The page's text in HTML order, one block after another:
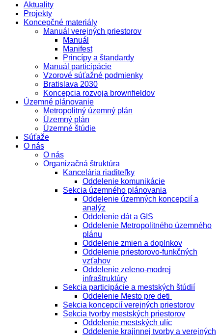
Aktuality
Projekty
Koncepčné materiály
Manuál verejných priestorov
Manuál
Manifest
Princípy a štandardy
Manuál participácie
Vzorové súťažné podmienky
Bratislava 2030
Koncepcia rozvoja brownfieldov
Územné plánovanie
Metropolitný územný plán
Územný plán
Územné štúdie
Súťaže
O nás
O nás
Organizačná štruktúra
Kancelária riaditeľky
Oddelenie komunikácie
Sekcia územného plánovania
Oddelenie územných koncepcií a
analýz
Oddelenie dát a GIS
Oddelenie Metropolitného územného
plánu
Oddelenie zmien a doplnkov
Oddelenie priestorovo-funkčných
vzťahov
Oddelenie zeleno-modrej
infraštruktúry
Sekcia participácie a mestských štúdií
Oddelenie Mesto pre deti
Sekcia koncepcií verejných priestorov
Sekcia tvorby mestských priestorov
Oddelenie mestských ulíc
Oddelenie krajinnej tvorby a verejných